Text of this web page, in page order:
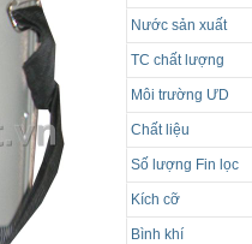
Nước sản xuất
TC chất lượng
Môi trường ƯD
Chất liệu
Số lượng Fin lọc
Kích cỡ
Bình khí